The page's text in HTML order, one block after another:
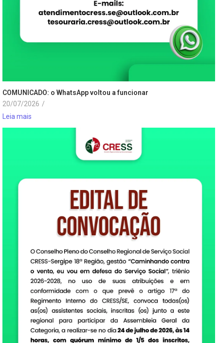
COMUNICADO: o WhatsApp voltou a funcionar
20/07/2026 /
Leia mais